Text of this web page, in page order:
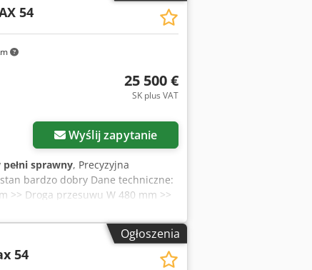
54
25 500 €
SK plus VAT
Wyślij zapytanie
pełni sprawny, Precyzyjna
bardzo dobry Dane techniczne:
>> Droga przesuwu W 480 mm >>
stołu 250 kg >> Odległość
min Crodpfxoukf Nce Acljf >>
SF 32 >> Zakres prędkości
na miejsce (szer. x głęb. x
Ogłoszenia
54